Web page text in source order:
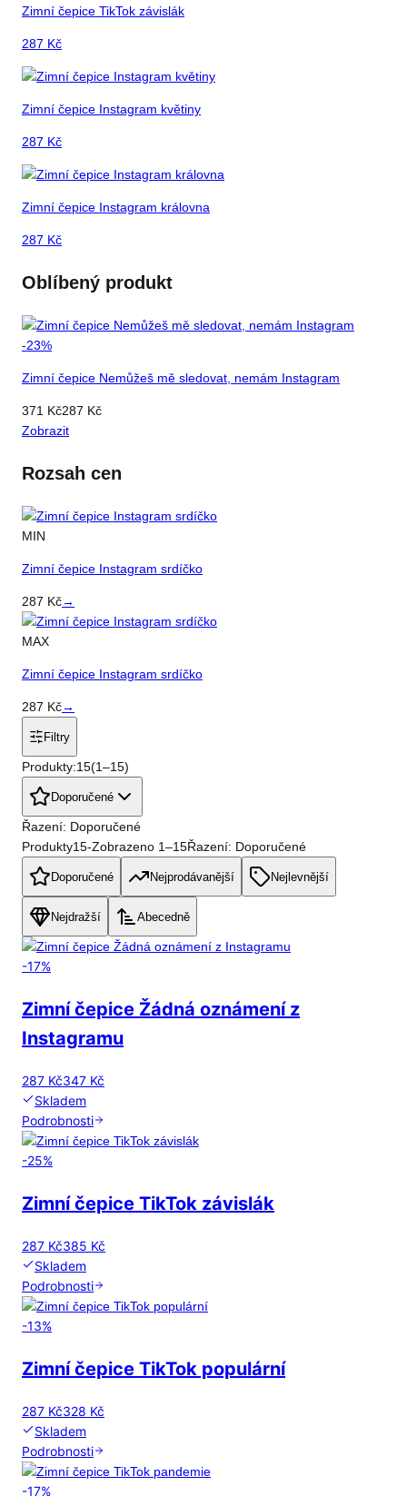
Zimní čepice TikTok závislák
287 Kč
Zimní čepice Instagram květiny
287 Kč
Zimní čepice Instagram královna
287 Kč
Oblíbený produkt
-23%
Zimní čepice Nemůžeš mě sledovat, nemám Instagram
371 Kč287 Kč
Zobrazit
Rozsah cen
MIN
Zimní čepice Instagram srdíčko
287 Kč→
MAX
Zimní čepice Instagram srdíčko
287 Kč→
Filtry
Produkty:15(1–15)
Doporučené
Řazení: Doporučené
Produkty15-Zobrazeno 1–15Řazení: Doporučené
Doporučené Nejprodávanější Nejlevnější
Nejdražší Abecedně
-17%
Zimní čepice Žádná oznámení z
Instagramu
287 Kč347 Kč
Skladem
Podrobnosti
-25%
Zimní čepice TikTok závislák
287 Kč385 Kč
Skladem
Podrobnosti
-13%
Zimní čepice TikTok populární
287 Kč328 Kč
Skladem
Podrobnosti
-17%